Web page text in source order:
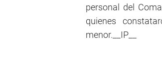
personal del
quienes
menor.__IP__